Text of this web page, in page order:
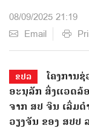
08/09/2025 21:19
Email
ຂປລ
ໂຄງການ
ອະນຸລັກ ສິ່ງແວດລ້
ຈາກ ສປ ຈີນ ເລີ່ມດ
ວຽງຈັນ ຂອງ ສປປ